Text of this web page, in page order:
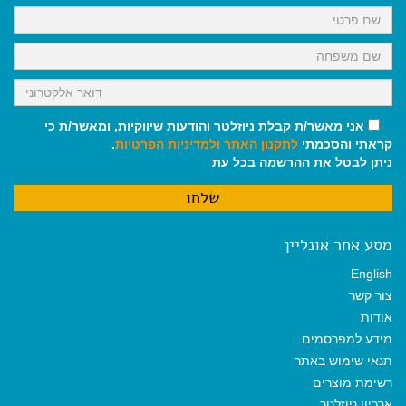
k
p
m
אני מאשר/ת קבלת ניוזלטר והודעות שיווקיות, ומאשר/ת כי
קראתי והסכמתי לתקנון האתר ולמדיניות הפרטיות.
ניתן לבטל את ההרשמה בכל עת
מסע אחר אונליין
English
צור קשר
אודות
מידע למפרסמים
תנאי שימוש באתר
רשימת מוצרים